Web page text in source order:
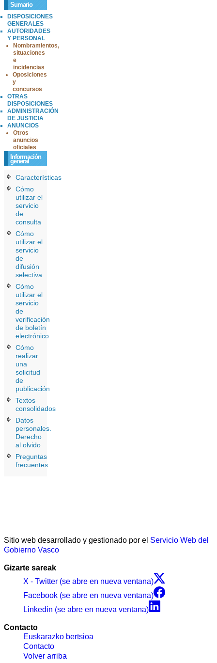
Sumario
DISPOSICIONES
GENERALES
AUTORIDADES
Y PERSONAL
Nombramientos,
situaciones
e
incidencias
Oposiciones
y
concursos
OTRAS
DISPOSICIONES
ADMINISTRACIÓN
DE JUSTICIA
ANUNCIOS
Otros
anuncios
oficiales
Información
general
Características
Cómo
utilizar el
servicio
de
consulta
Cómo
utilizar el
servicio
de
difusión
selectiva
Cómo
utilizar el
servicio
de
verificación
de boletín
electrónico
Cómo
realizar
una
solicitud
de
publicación
Textos
consolidados
Datos
personales.
Derecho
al olvido
Preguntas
frecuentes
Sitio web desarrollado y gestionado por el Servicio Web del
Gobierno Vasco
Gizarte sareak
X - Twitter (se abre en nueva ventana)
Facebook (se abre en nueva ventana)
Linkedin (se abre en nueva ventana)
Contacto
Euskarazko bertsioa
Contacto
Volver arriba